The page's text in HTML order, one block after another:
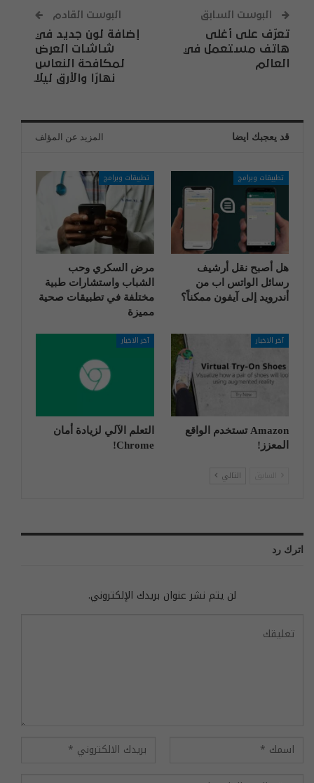
البوست السابق
تعرّف على أغلى
هاتف مستعمل في
العالم
البوست القادم
إضافة لون جديد في
شاشات العرض
لمكافحة النعاس
نهارًا والأرق ليلًا
قد يعجبك ايضا المزيد عن المؤلف
تطبيقات وبرامج
هل أصبح نقل أرشيف
رسائل الواتس اب من
أندرويد إلى آيفون ممكناً؟
تطبيقات وبرامج
مرض السكري وحب
الشباب واستشارات طبية
مختلفة في تطبيقات صحية
مميزة
آخر الاخبار
Amazon تستخدم الواقع
المعزز!
آخر الاخبار
التعلم الآلي لزيادة أمان
Chrome!
التالي
اترك رد
لن يتم نشر عنوان بريدك الإلكتروني.